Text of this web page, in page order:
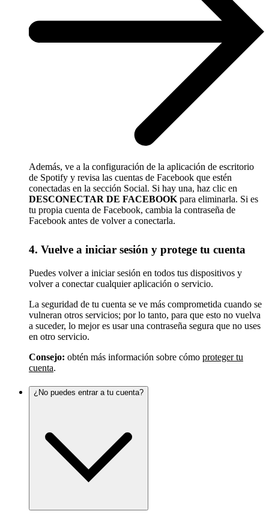
Además, ve a la configuración de la aplicación de escritorio
de Spotify y revisa las cuentas de Facebook que estén
conectadas en la sección Social. Si hay una, haz clic en
DESCONECTAR DE FACEBOOK para eliminarla. Si es
tu propia cuenta de Facebook, cambia la contraseña de
Facebook antes de volver a conectarla.
4. Vuelve a iniciar sesión y protege tu cuenta
Puedes volver a iniciar sesión en todos tus dispositivos y
volver a conectar cualquier aplicación o servicio.
La seguridad de tu cuenta se ve más comprometida cuando se
vulneran otros servicios; por lo tanto, para que esto no vuelva
a suceder, lo mejor es usar una contraseña segura que no uses
en otro servicio.
Consejo: obtén más información sobre cómo proteger tu
cuenta.
¿No puedes entrar a tu cuenta?